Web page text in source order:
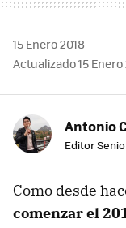
15 Enero 2018
Actualizado 15 Enero
Antonio
Editor
Como desde
comenzar el